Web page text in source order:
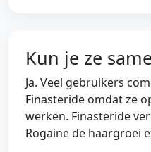
Kun je ze
Ja. Veel gebruikers
Finasteride omdat ze
werken. Finasteride
Rogaine de haargroei